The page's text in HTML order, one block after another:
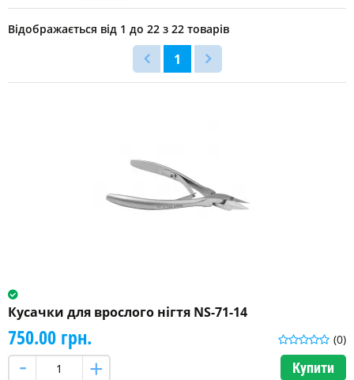
для
нігтів
(22)
для
мм
113
мм
(1)
Відображається від 1 до 22 з 22 товарів
1
Кусачки для врослого нігтя NS-71-14
(0)
750.00 грн.
Купити